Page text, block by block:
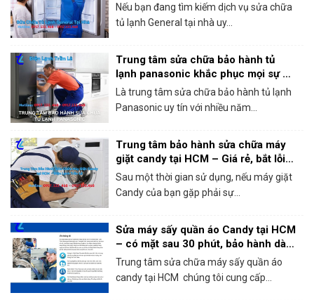
Nếu bạn đang tìm kiếm dịch vụ sửa chữa
tủ lạnh General tại nhà uy...
Trung tâm sửa chữa bảo hành tủ
lạnh panasonic khắc phục mọi sự cố
trong 1 lần gọi
Là trung tâm sửa chữa bảo hành tủ lạnh
Panasonic uy tín với nhiều năm...
Trung tâm bảo hành sửa chữa máy
giặt candy tại HCM – Giá rẻ, bắt lỗi
chính xác 100%
Sau một thời gian sử dụng, nếu máy giặt
Candy của bạn gặp phải sự...
Sửa máy sấy quần áo Candy tại HCM
– có mặt sau 30 phút, bảo hành dài
hạn!
Trung tâm sửa chữa máy sấy quần áo
candy tại HCM chúng tôi cung cấp...